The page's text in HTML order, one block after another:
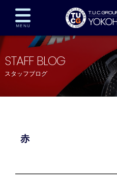
在庫車両情報 保証&サ
TUCとは？ 店舗
全国納車 特別
STAFF BLOG
スタッフブログ
赤